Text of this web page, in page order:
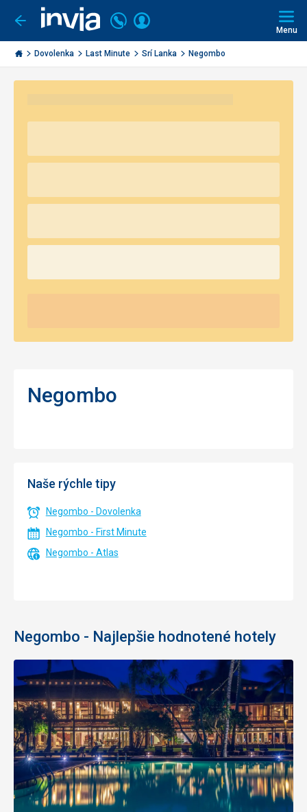
Ísť
späť
Invia.sk
Volajte
+421
2
3221
Prihlásiť
Menu
Dovolenka Last Minute Srí Lanka Negombo
Negombo
Naše rýchle tipy
Negombo - Dovolenka
Negombo - First Minute
Negombo - Atlas
Negombo - Najlepšie hodnotené hotely